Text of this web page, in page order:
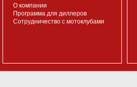
О компании
Программа для диллеров
Сотрудничество с мотоклубами